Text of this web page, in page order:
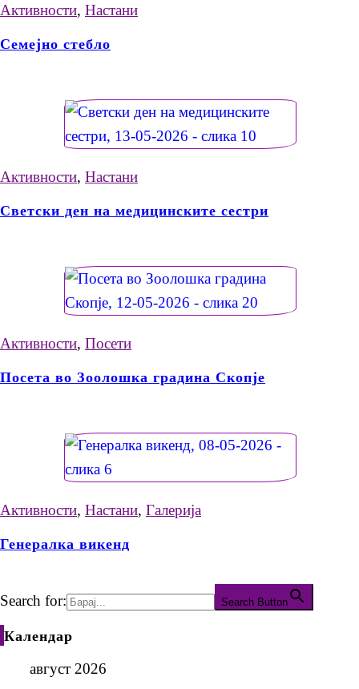
Активности, Настани
Семејно стебло
Активности, Настани
Светски ден на медицинските сестри
Активности, Посети
Посета во Зоолошка градина Скопје
Активности, Настани, Галерија
Генералка викенд
Search for: Search Button
Календар
август 2026